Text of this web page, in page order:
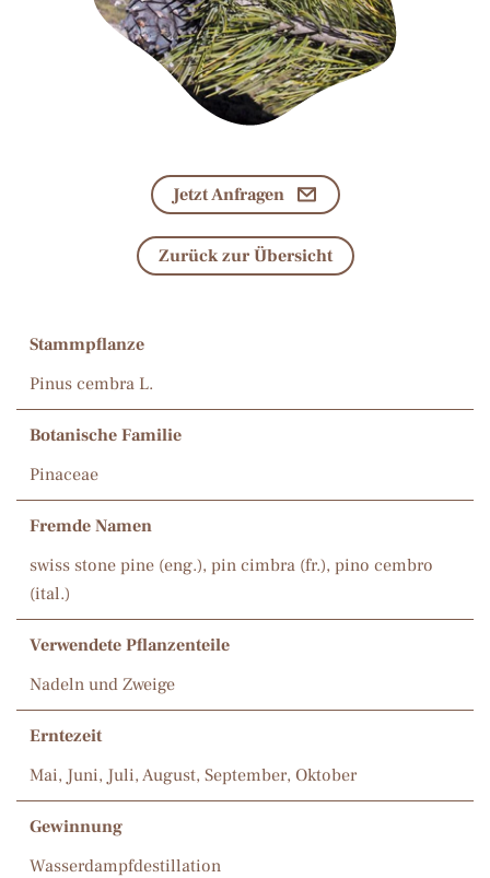
Jetzt Anfragen
Zurück zur Übersicht
Stammpflanze
Pinus cembra L.
Botanische Familie
Pinaceae
Fremde Namen
swiss stone pine (eng.), pin cimbra (fr.), pino cembro
(ital.)
Verwendete Pflanzenteile
Nadeln und Zweige
Erntezeit
Mai, Juni, Juli, August, September, Oktober
Gewinnung
Wasserdampfdestillation